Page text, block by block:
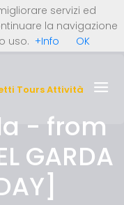
0 Articoli (0 €)
REGISTRATI ORA
LOGIN
Tours Attività
- from
GARDA
servizi ed
la navigazione
uso. +Info OK